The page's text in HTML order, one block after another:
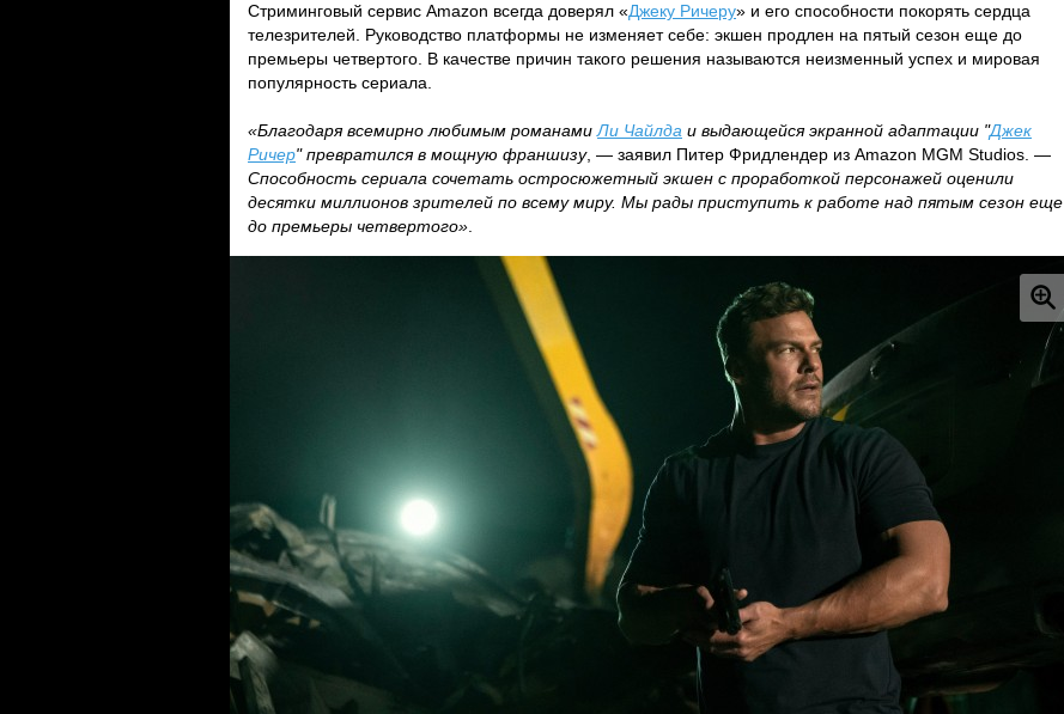
Стриминговый сервис Amazon всегда доверял «Джеку Ричеру» и его способности покорять сердца
телезрителей. Руководство платформы не изменяет себе: экшен продлен на пятый сезон еще до
премьеры четвертого. В качестве причин такого решения называются неизменный успех и мировая
популярность сериала.
«Благодаря всемирно любимым романами Ли Чайлда и выдающейся экранной адаптации "Джек
Ричер" превратился в мощную франшизу, — заявил Питер Фридлендер из Amazon MGM Studios. —
Способность сериала сочетать остросюжетный экшен с проработкой персонажей оценили
десятки миллионов зрителей по всему миру. Мы рады приступить к работе над пятым сезон еще
до премьеры четвертого»